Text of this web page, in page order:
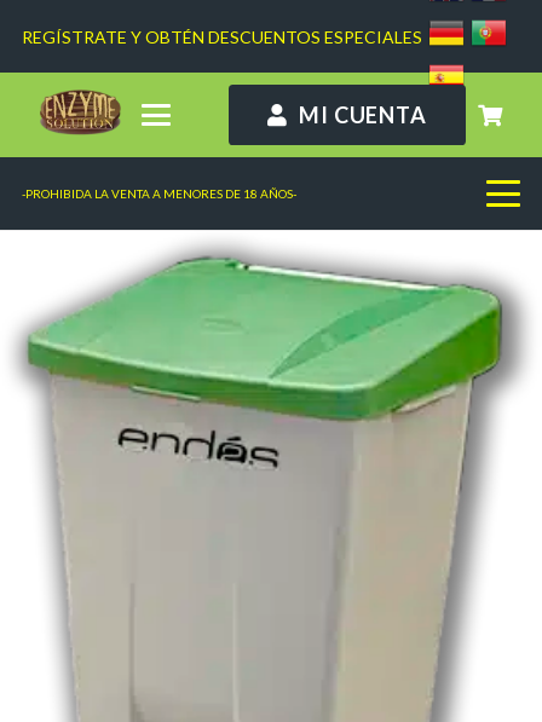
REGÍSTRATE Y OBTÉN DESCUENTOS ESPECIALES
MI CUENTA
-PROHIBIDA LA VENTA A MENORES DE 18 AÑOS-